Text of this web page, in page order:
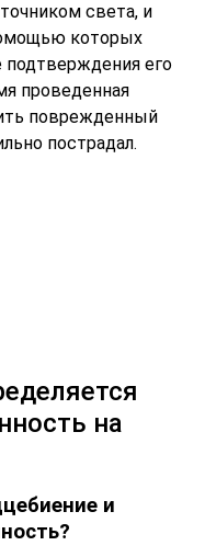
света, и
которых
подтверждения его
проведенная
поврежденный
пострадал.
на
и